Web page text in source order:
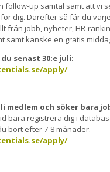
follow-up samtal samt att vi
dig. Därefter så får du
från jobb, nyheter, HR-
samt kanske en gratis
senast 30:e juli:
apply/
medlem och söker bara
bara registrera dig i
bort efter 7-8 månader.
apply/